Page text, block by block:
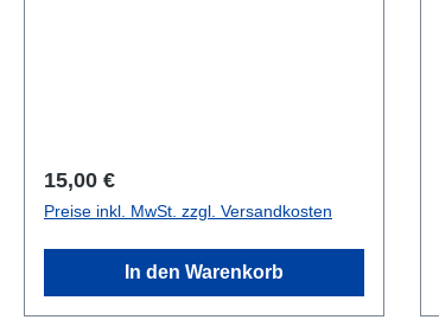
Regulärer Preis:
15,00 €
Preise inkl. MwSt. zzgl. Versandkosten
In den Warenkorb